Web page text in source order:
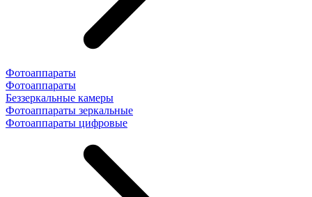
Фотоаппараты
Фотоаппараты
Беззеркальные камеры
Фотоаппараты зеркальные
Фотоаппараты цифровые